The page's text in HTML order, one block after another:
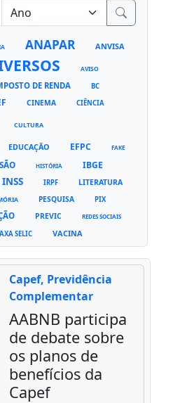
ANAPAR ANVISA
AVISO
DE RENDA BC
CINEMA CIÊNCIA
CULTURA
EDUCAÇÃO EFPC FAKE
HISTÓRIA IBGE
INSS IRPF LITERATURA
PESQUISA PIX
PREVIC REDES SOCIAIS
SELIC VACINA
Capef, Previdência
Complementar
AABNB participa
de debate sobre
os planos de
benefícios da
Capef